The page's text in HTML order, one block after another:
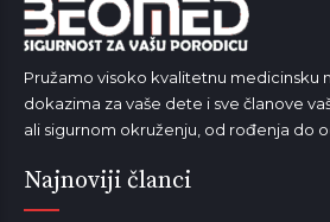
Pružamo visoko kvalitetnu medicinsku
dokazima za vaše dete i sve članove
ali sigurnom okruženju, od rođenja do
Najnoviji članci